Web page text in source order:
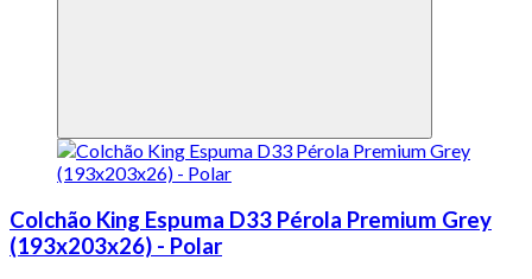
Colchão King Espuma D33 Pérola Premium Grey
(193x203x26) - Polar